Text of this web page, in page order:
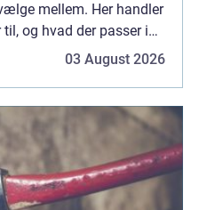
mellem. Her handler
og hvad der passer ind
forskelli...03 August 2026